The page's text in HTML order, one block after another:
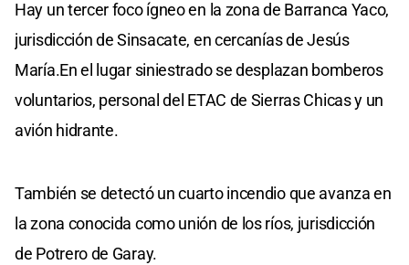
Hay un tercer foco ígneo en la zona de Barranca Yaco,
jurisdicción de Sinsacate, en cercanías de Jesús
María.En el lugar siniestrado se desplazan bomberos
voluntarios, personal del ETAC de Sierras Chicas y un
avión hidrante.
También se detectó un cuarto incendio que avanza en
la zona conocida como unión de los ríos, jurisdicción
de Potrero de Garay.